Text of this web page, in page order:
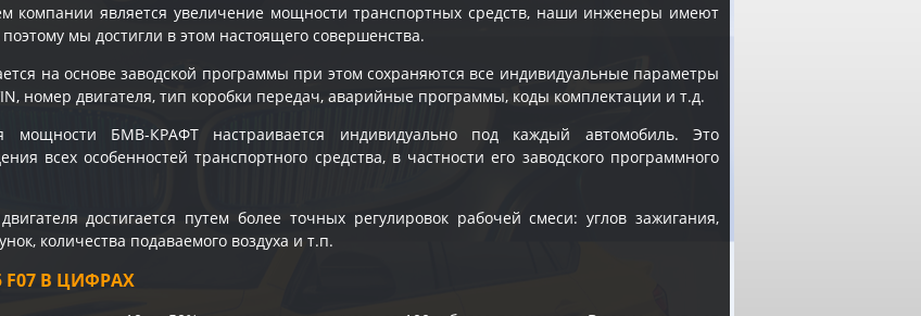
компании является увеличение мощности транспортных средств, наши инженеры имеют
мы достигли в этом настоящего совершенства.
на основе заводской программы при этом сохраняются все индивидуальные параметры
номер двигателя, тип коробки передач, аварийные программы, коды комплектации и т.д.
мощности БМВ-КРАФТ настраивается индивидуально под каждый автомобиль. Это
всех особенностей транспортного средства, в частности его заводского программного
достигается путем более точных регулировок рабочей смеси: углов зажигания,
количества подаваемого воздуха и т.п.
В ЦИФРАХ